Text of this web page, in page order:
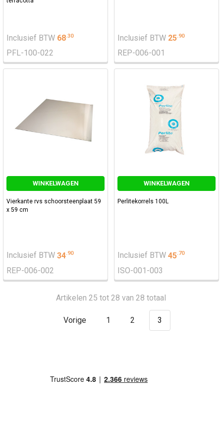
Inclusief BTW 68.30
PFL-100-022
Inclusief BTW 25.90
REP-006-001
WINKELWAGEN
Vierkante rvs schoorsteenplaat 59
x 59 cm
Inclusief BTW 34.90
REP-006-002
WINKELWAGEN
Perlitekorrels 100L
Inclusief BTW 45.70
ISO-001-003
Artikelen 25 tot 28 van 28 totaal
Vorige 1 2 3